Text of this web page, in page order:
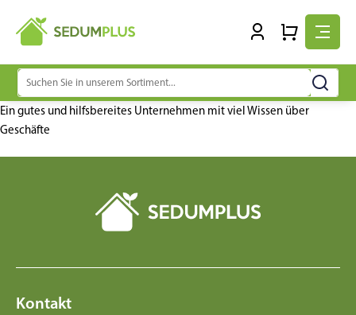
Suchen
nach:
Ein gutes und hilfsbereites Unternehmen mit viel Wissen über
Geschäfte
Kontakt